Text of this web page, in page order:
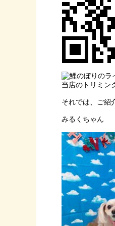
当店のトリミン
それでは、ご紹
みるくちゃん